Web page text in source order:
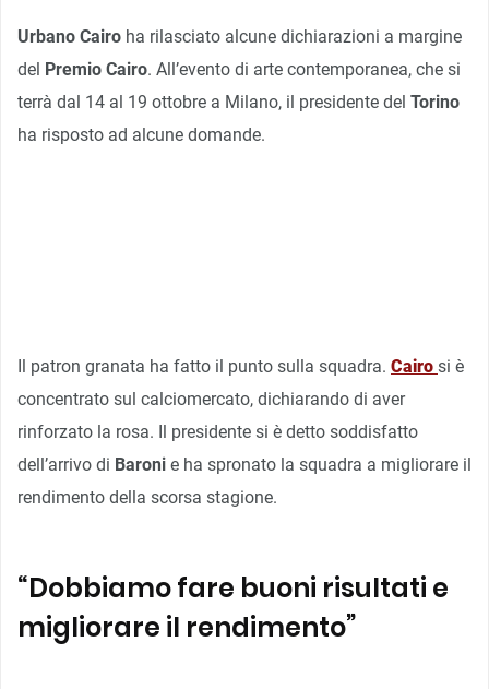
Urbano Cairo ha rilasciato alcune dichiarazioni a margine
del Premio Cairo. All’evento di arte contemporanea, che si
terrà dal 14 al 19 ottobre a Milano, il presidente del Torino
ha risposto ad alcune domande.
Il patron granata ha fatto il punto sulla squadra. Cairo si è
concentrato sul calciomercato, dichiarando di aver
rinforzato la rosa. Il presidente si è detto soddisfatto
dell’arrivo di Baroni e ha spronato la squadra a migliorare il
rendimento della scorsa stagione.
“Dobbiamo fare buoni risultati e
migliorare il rendimento”